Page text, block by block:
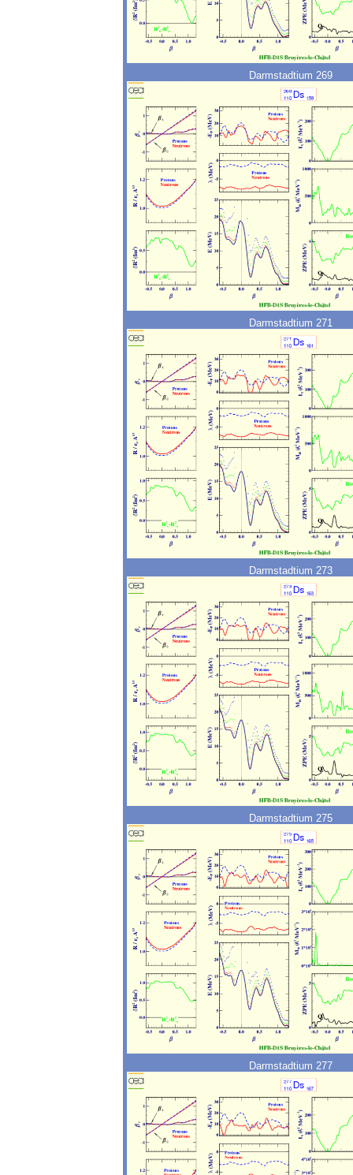
Darmstadtium 269
Darmstadtium 271
Darmstadtium 273
Darmstadtium 275
Darmstadtium 277